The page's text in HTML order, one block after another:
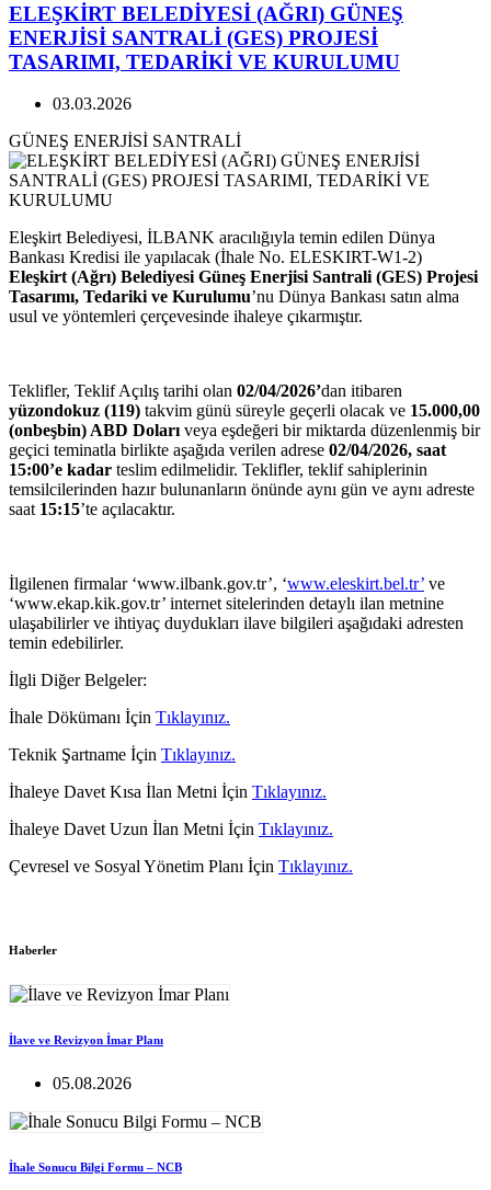
ELEŞKİRT BELEDİYESİ (AĞRI) GÜNEŞ
ENERJİSİ SANTRALİ (GES) PROJESİ
TASARIMI, TEDARİKİ VE KURULUMU
03.03.2026
GÜNEŞ ENERJİSİ SANTRALİ
Eleşkirt Belediyesi, İLBANK aracılığıyla temin edilen Dünya
Bankası Kredisi ile yapılacak (İhale No. ELESKIRT-W1-2)
Eleşkirt (Ağrı) Belediyesi Güneş Enerjisi Santrali (GES) Projesi
Tasarımı, Tedariki ve Kurulumu’nu Dünya Bankası satın alma
usul ve yöntemleri çerçevesinde ihaleye çıkarmıştır.
Teklifler, Teklif Açılış tarihi olan 02/04/2026’dan itibaren
yüzondokuz (119) takvim günü süreyle geçerli olacak ve 15.000,00
(onbeşbin) ABD Doları veya eşdeğeri bir miktarda düzenlenmiş bir
geçici teminatla birlikte aşağıda verilen adrese 02/04/2026, saat
15:00’e kadar teslim edilmelidir. Teklifler, teklif sahiplerinin
temsilcilerinden hazır bulunanların önünde aynı gün ve aynı adreste
saat 15:15’te açılacaktır.
İlgilenen firmalar ‘www.ilbank.gov.tr’, ‘www.eleskirt.bel.tr’ ve
‘www.ekap.kik.gov.tr’ internet sitelerinden detaylı ilan metnine
ulaşabilirler ve ihtiyaç duydukları ilave bilgileri aşağıdaki adresten
temin edebilirler.
İlgli Diğer Belgeler:
İhale Dökümanı İçin Tıklayınız.
Teknik Şartname İçin Tıklayınız.
İhaleye Davet Kısa İlan Metni İçin Tıklayınız.
İhaleye Davet Uzun İlan Metni İçin Tıklayınız.
Çevresel ve Sosyal Yönetim Planı İçin Tıklayınız.
Haberler
İlave ve Revizyon İmar Planı
05.08.2026
İhale Sonucu Bilgi Formu – NCB